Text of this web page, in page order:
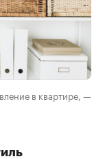
в квартире, —